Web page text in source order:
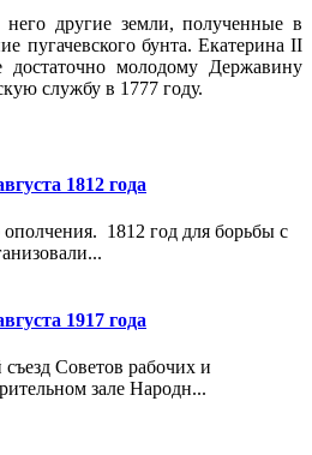
другие земли, полученные в
пугачевского бунта. Екатерина II
молодому Державину
службу в 1777 году.
1812 года
1812 год для борьбы с
1917 года
Советов рабочих и
зале Народн...